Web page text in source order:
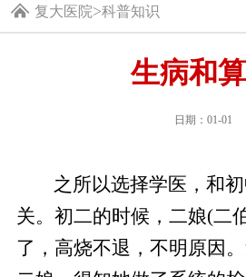
复大医院>科普知识
生病和
日期：01-01
之所以选择学医，和
关。初二的时候，二娘(二
了，高烧不退，不明原因